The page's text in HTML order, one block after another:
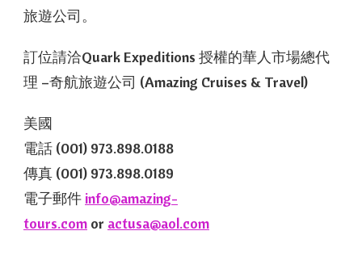
旅遊公司。
訂位請洽Quark Expeditions 授權的華人市場總代
理 –奇航旅遊公司 (Amazing Cruises & Travel)
美國
電話 (001) 973.898.0188
傳真 (001) 973.898.0189
電子郵件 info@amazing-
tours.com or actusa@aol.com